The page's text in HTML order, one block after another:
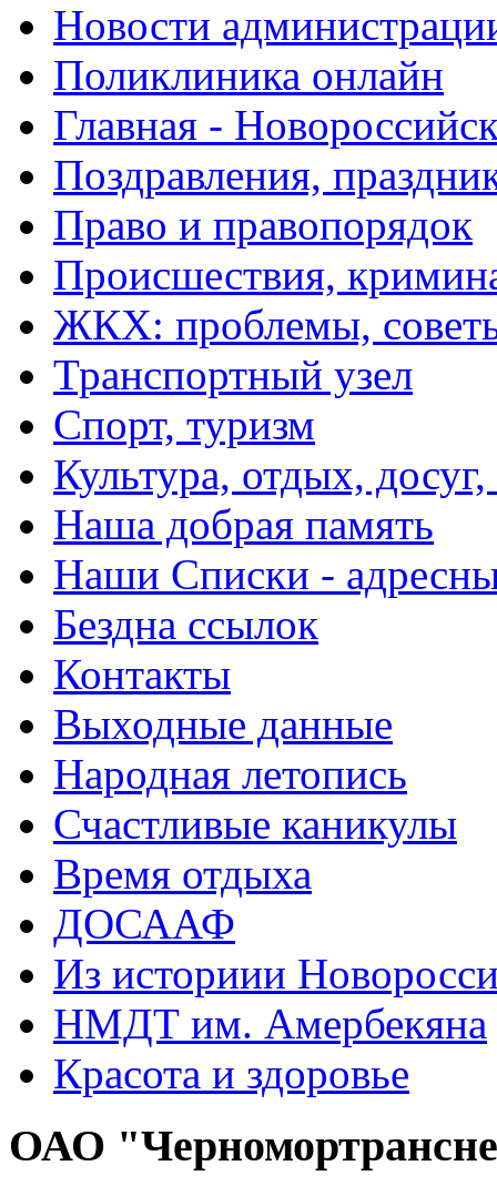
Новости
Поликлиника онлайн
Главная -
Поздравления,
Право и правопорядок
Происшествия,
ЖКХ: проблемы,
Транспортный узел
Спорт, туризм
Культура, отдых,
Наша добрая память
Наши Списки -
Бездна ссылок
Контакты
Выходные данные
Народная летопись
Счастливые каникулы
Время отдыха
ДОСААФ
Из историии
НМДТ им. Амербекяна
Красота и здоровье
ОАО